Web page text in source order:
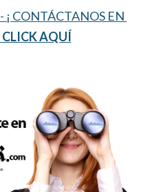
- ¡ CONTÁCTANOS EN
CLICK AQUÍ